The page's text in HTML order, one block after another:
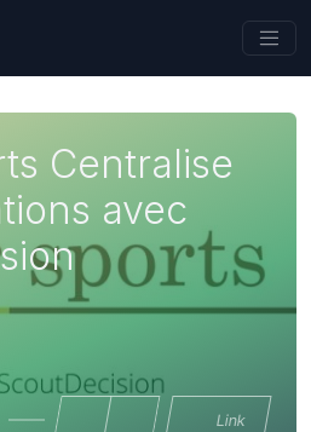
Centralise
avec
Link